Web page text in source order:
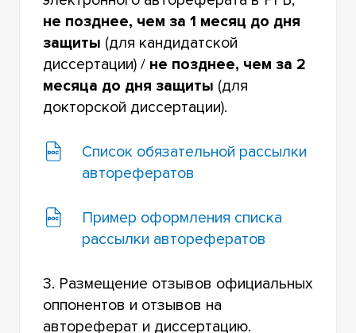
не позднее, чем за 1 месяц до дня
защиты (для кандидатской
диссертации) / не позднее, чем за 2
месяца до дня защиты (для
докторской диссертации).
Список обязательной рассылки
авторефератов
Пример оформления списка
рассылки авторефератов
3. Размещение отзывов официальных
оппонентов и отзывов на
автореферат и диссертацию.